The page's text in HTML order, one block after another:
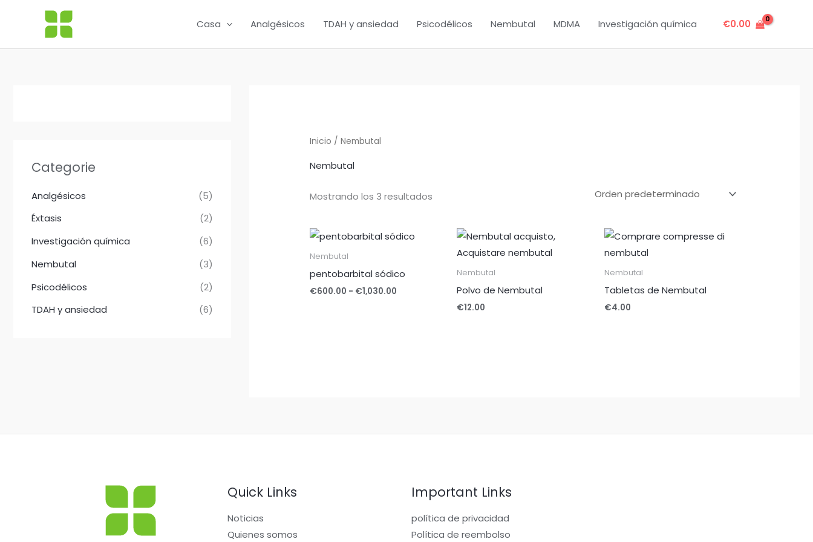
contenido
Casa Analgésicos TDAH y ansiedad Psicodélicos Nembutal MDMA Investigación química €0.00
Categorie
Analgésicos
(5)
Éxtasis
(2)
Investigación química
(6)
Nembutal
(3)
Psicodélicos
(2)
TDAH y ansiedad
(6)
Inicio / Nembutal
Nembutal
Mostrando los 3 resultados
Nembutal
pentobarbital sódico
€600.00 - €1,030.00
Rango
de
€600.00
Nembutal
Polvo de Nembutal
€12.00
Nembutal
Tabletas de Nembutal
€4.00
Quick Links
Noticias
Quienes somos
Important Links
política de privacidad
Política de reembolso